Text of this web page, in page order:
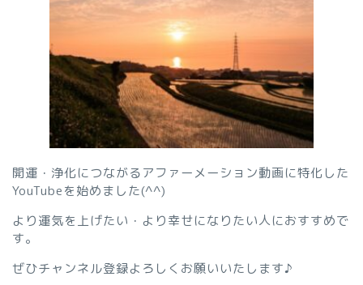
開運・浄化につながるアファーメーション動画に特化した
YouTubeを始めました(^^)
より運気を上げたい・より幸せになりたい人におすすめで
す。
ぜひチャンネル登録よろしくお願いいたします♪